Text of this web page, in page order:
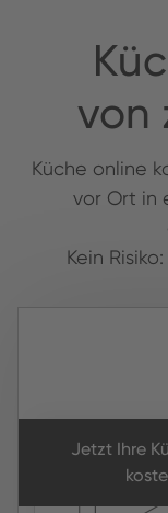
von
Küche online
vor Ort in
Kein
Jetzt Ihre